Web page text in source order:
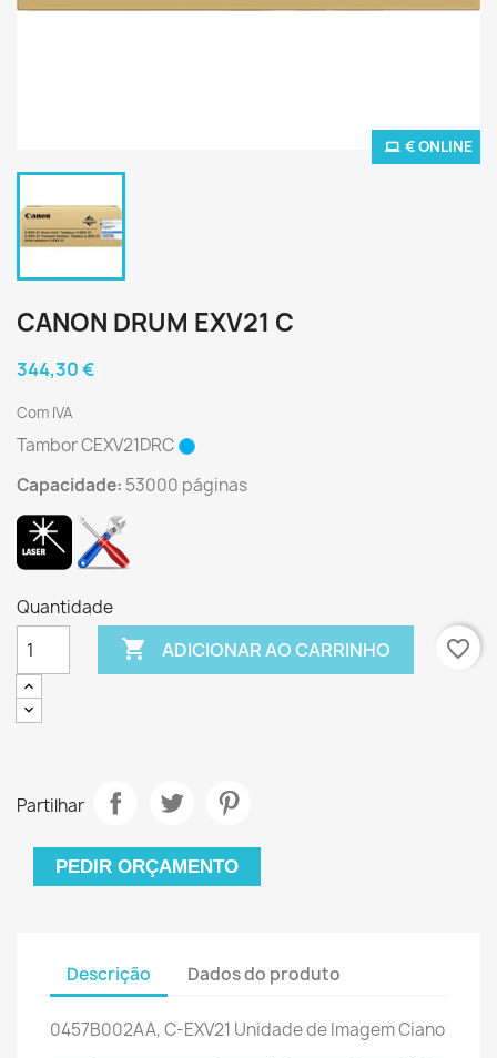
€ ONLINE
CANON DRUM EXV21 C
344,30 €
Com IVA
Tambor CEXV21DRC
Capacidade: 53000 páginas
Quantidade
 ADICIONAR AO CARRINHO favorite_border
Partilhar
PEDIR ORÇAMENTO
Descrição Dados do produto
0457B002AA, C-EXV21 Unidade de Imagem Ciano